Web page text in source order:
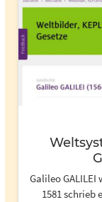
Galileo GALILEI
1581 schrieb